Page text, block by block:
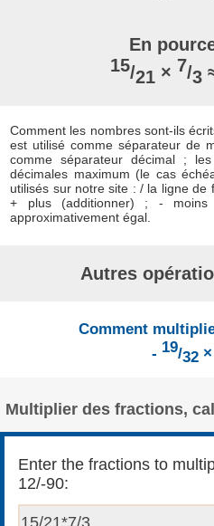
En
15/21 × 7/3
Comment les nombres sont-ils
est utilisé comme séparateur de
comme séparateur décimal ;
décimales maximum (le cas
utilisés sur notre site : / la ligne de
+ plus (additionner) ; -
approximativement égal.
Autres
Comment
- 19/32 ×
Multiplier des fractions,
Enter the fractions to
12/-90: